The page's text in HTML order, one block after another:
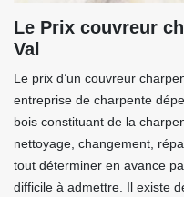
Le Prix couvreur
Val
Le prix d’un couvreur
entreprise de charpente
bois constituant de la
nettoyage, changement,
tout déterminer en avance
difficile à admettre. Il existe